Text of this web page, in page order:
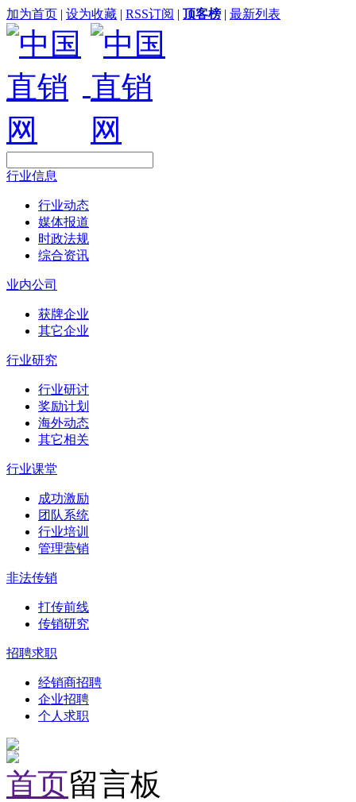
加为首页 | 设为收藏 | RSS订阅 | 顶客榜 | 最新列表
行业信息
行业动态
媒体报道
时政法规
综合资讯
业内公司
获牌企业
其它企业
行业研究
行业研讨
奖励计划
海外动态
其它相关
行业课堂
成功激励
团队系统
行业培训
管理营销
非法传销
打传前线
传销研究
招聘求职
经销商招聘
企业招聘
个人求职
首页留言板